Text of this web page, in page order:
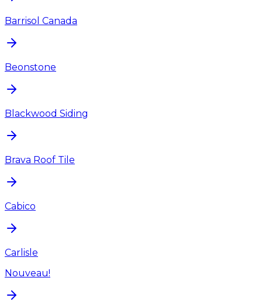
Barrisol Canada
Beonstone
Blackwood Siding
Brava Roof Tile
Cabico
Carlisle
Nouveau!